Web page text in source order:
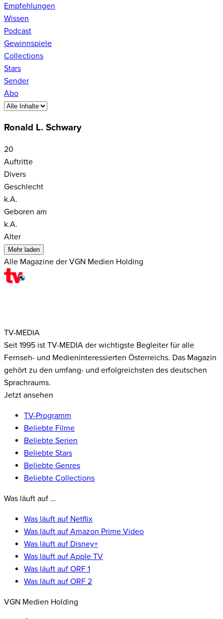
Empfehlungen
Wissen
Podcast
Gewinnspiele
Collections
Stars
Sender
Abo
Ronald L. Schwary
20
Auftritte
Divers
Geschlecht
k.A.
Geboren am
k.A.
Alter
Mehr laden
Alle Magazine der VGN Medien Holding
TV-MEDIA
Seit 1995 ist TV-MEDIA der wichtigste Begleiter für alle
Fernseh- und Medieninteressierten Österreichs. Das Magazin
gehört zu den umfang- und erfolgreichsten des deutschen
Sprachraums.
Jetzt ansehen
TV-Programm
Beliebte Filme
Beliebte Serien
Beliebte Stars
Beliebte Genres
Beliebte Collections
Was läuft auf …
Was läuft auf Netflix
Was läuft auf Amazon Prime Video
Was läuft auf Disney+
Was läuft auf Apple TV
Was läuft auf ORF 1
Was läuft auf ORF 2
VGN Medien Holding